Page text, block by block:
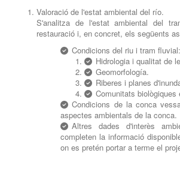
Valoració de l'estat ambiental del río.
S'analitza de l'estat ambiental del
restauració i, en concret, els següents
Condicions del riu i tram fluvial:
Hidrologia i qualitat de
Geomorfología.
Riberes i planes
Comunitats biològiques
Condicions de la conca
aspectes ambientals de la conca.
Altres dades d'interès
completen la informació
on es pretén portar a terme el